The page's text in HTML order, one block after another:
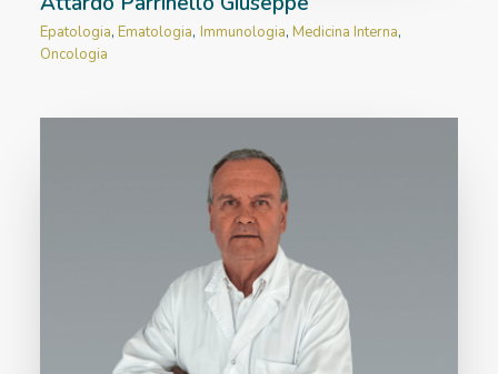
Epatologia, Ematologia, Immunologia, Medicina Interna,
Oncologia